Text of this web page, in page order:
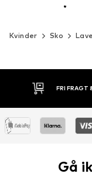
Kvinder Sko
FRI FRAGT
Gå